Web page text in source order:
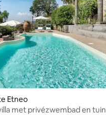
Etneo
met privézwembad en tuin